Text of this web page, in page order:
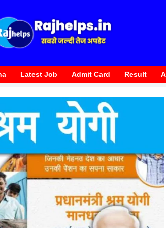
Latest Job Admit Card Result